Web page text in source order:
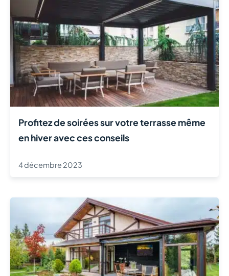
Profitez de soirées sur votre terrasse même
en hiver avec ces conseils
4 décembre 2023